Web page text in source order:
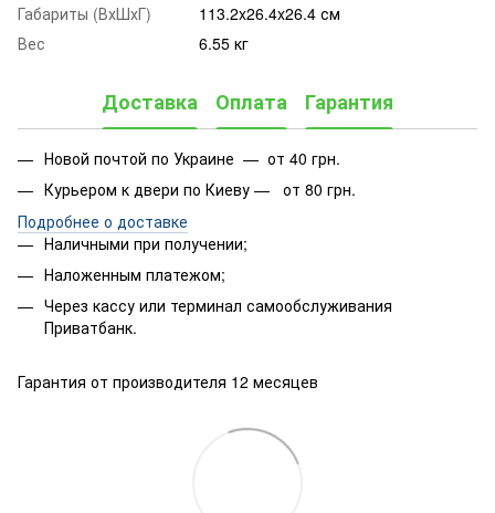
Габариты (ВхШхГ)
113.2x26.4x26.4 см
Вес
6.55 кг
Доставка Оплата Гарантия
Новой почтой по Украине — от 40 грн.
Курьером к двери по Киеву — от 80 грн.
Подробнее о доставке
Наличными при получении;
Наложенным платежом;
Через кассу или терминал самообслуживания
Приватбанк.
Гарантия от производителя 12 месяцев